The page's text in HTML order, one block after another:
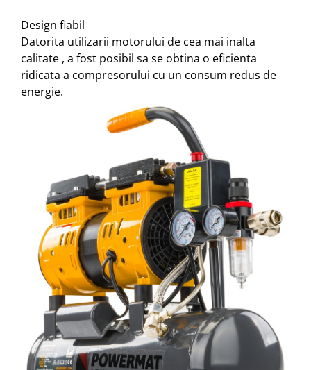
Design fiabil
Datorita utilizarii motorului de cea mai inalta
calitate , a fost posibil sa se obtina o eficienta
ridicata a compresorului cu un consum redus de
energie.